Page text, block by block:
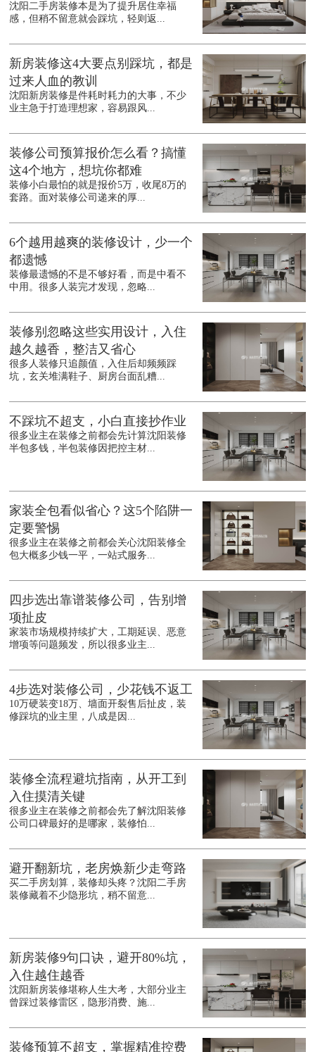
沈阳二手房装修本是为了提升居住幸福
感，但稍不留意就会踩坑，轻则返...
新房装修这4大要点别踩坑，都是
过来人血的教训
沈阳新房装修是件耗时耗力的大事，不少
业主急于打造理想家，容易跟风...
装修公司预算报价怎么看？搞懂
这4个地方，想坑你都难
装修小白最怕的就是报价5万，收尾8万的
套路。面对装修公司递来的厚...
6个越用越爽的装修设计，少一个
都遗憾
装修最遗憾的不是不够好看，而是中看不
中用。很多人装完才发现，忽略...
装修别忽略这些实用设计，入住
越久越香，整洁又省心
很多人装修只追颜值，入住后却频频踩
坑，玄关堆满鞋子、厨房台面乱糟...
不踩坑不超支，小白直接抄作业
很多业主在装修之前都会先计算沈阳装修
半包多钱，半包装修因把控主材...
家装全包看似省心？这5个陷阱一
定要警惕
很多业主在装修之前都会关心沈阳装修全
包大概多少钱一平，一站式服务...
四步选出靠谱装修公司，告别增
项扯皮
家装市场规模持续扩大，工期延误、恶意
增项等问题频发，所以很多业主...
4步选对装修公司，少花钱不返工
10万硬装变18万、墙面开裂售后扯皮，装
修踩坑的业主里，八成是因...
装修全流程避坑指南，从开工到
入住摸清关键
很多业主在装修之前都会先了解沈阳装修
公司口碑最好的是哪家，装修怕...
避开翻新坑，老房焕新少走弯路
买二手房划算，装修却头疼？沈阳二手房
装修藏着不少隐形坑，稍不留意...
新房装修9句口诀，避开80%坑，
入住越住越香
沈阳新房装修堪称人生大考，大部分业主
曾踩过装修雷区，隐形消费、施...
装修预算不超支，掌握精准控费